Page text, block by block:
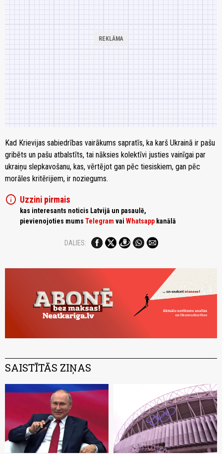
Kad Krievijas sabiedrības vairākums sapratīs, ka karš Ukrainā ir pašu
gribēts un pašu atbalstīts, tai nāksies kolektīvi justies vainīgai par
ukraiņu slepkavošanu, kas, vērtējot gan pēc tiesiskiem, gan pēc
morāles kritērijiem, ir noziegums.
info Uzzini pirmais
kas interesants noticis Latvijā un pasaulē,
pievienojoties mums Telegram vai Whatsapp kanālā
DALIES:
SAISTĪTĀS ZIŅAS